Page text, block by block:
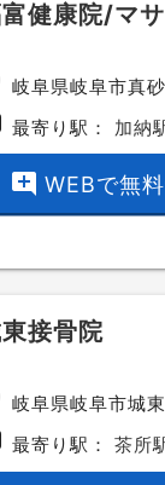
健康院/マ
岐阜県岐阜市真
最寄り駅： 加納
add_comment WEBで無
接骨院
岐阜県岐阜市城
最寄り駅：茶所